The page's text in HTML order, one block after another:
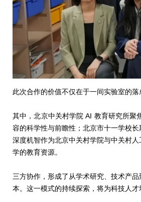
此次合作的价值不仅在于一间实验室的
其中，北京中关村学院 AI 教育研究所聚
容的科学性与前瞻性；北京市十一学校
深度机智作为北京中关村学院与中关村
学的教育资源。
三方协作，形成了从学术研究、技术产
本。这一模式的持续探索，将为科技人